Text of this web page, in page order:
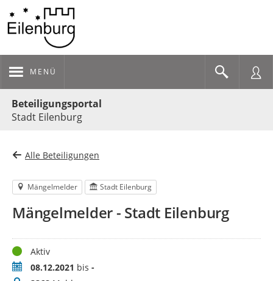
MENÜ
Beteiligungsportal
Stadt Eilenburg
Alle Beteiligungen
Mängelmelder Stadt Eilenburg
Mängelmelder - Stadt Eilenburg
StatusAktiv
Zeitraum08.12.2021 bis -